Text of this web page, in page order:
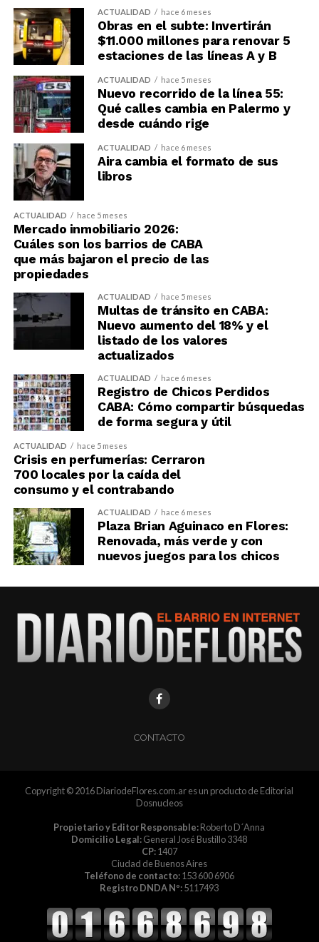
ACTUALIDAD hace 6 meses
Obras en el subte: Invertirán
$11.000 millones para renovar 5
estaciones de las líneas A y B
ACTUALIDAD hace 5 meses
Nuevo recorrido de la línea 55:
Qué calles cambia en Palermo y
desde cuándo rige
ACTUALIDAD hace 6 meses
Aira cambia el formato de sus
libros
ACTUALIDAD hace 5 meses
Mercado inmobiliario 2026:
Cuáles son los barrios de CABA
que más bajaron el precio de las
propiedades
ACTUALIDAD hace 5 meses
Multas de tránsito en CABA:
Nuevo aumento del 18% y el
listado de los valores
actualizados
ACTUALIDAD hace 6 meses
Registro de Chicos Perdidos
CABA: Cómo compartir búsquedas
de forma segura y útil
ACTUALIDAD hace 5 meses
Crisis en perfumerías: Cerraron
700 locales por la caída del
consumo y el contrabando
ACTUALIDAD hace 6 meses
Plaza Brian Aguinaco en Flores:
Renovada, más verde y con
nuevos juegos para los chicos
CONTACTO
Copyright © 2016 DiariodeFlores.com.ar es un producto de Editorial
Dosnucleos
Propietario y Editor Responsable:Roberto D´Anna
Domicilio Legal:General José Bustillo 3348
CP:1407
Ciudad de Buenos Aires
Teléfono de contacto:153 600 6906
Registro DNDA Nº:5117493